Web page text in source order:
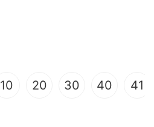
10 20 30 40 41